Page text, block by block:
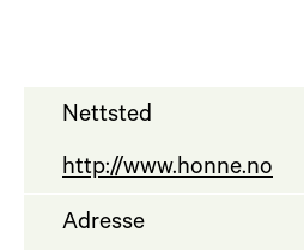
Nettsted
http://www.honne.no
Adresse